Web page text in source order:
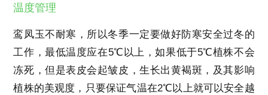
温度管理
鸾凤玉不耐寒，所以冬季一定要做好防寒安全过冬的
工作，最低温度应在5℃以上，如果低于5℃植株不会
冻死，但是表皮会起皱皮，生长出黄褐斑，及其影响
植株的美观度，只要保证气温在2℃以上就可以安全越